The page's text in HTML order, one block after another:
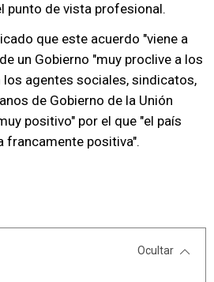
punto de vista profesional.
que este acuerdo "viene a
un Gobierno "muy proclive a los
los agentes sociales, sindicatos,
de Gobierno de la Unión
positivo" por el que "el país
francamente positiva".
Ocultar